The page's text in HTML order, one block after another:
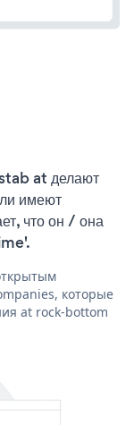
at делают
имеют
что он / она
которые
at rock-bottom